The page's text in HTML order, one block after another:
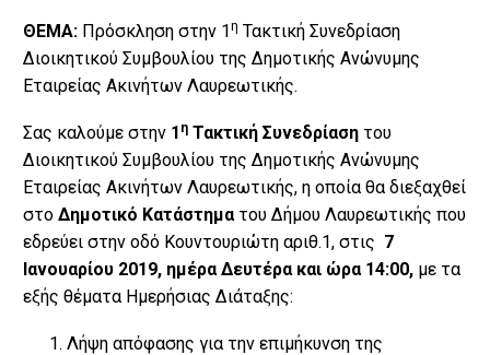
ΘΕΜΑ: Πρόσκληση στην 1 η Τακτική Συνεδρίαση
Διοικητικού Συμβουλίου της Δημοτικής Ανώνυμης
Εταιρείας Ακινήτων Λαυρεωτικής.
Σας καλούμε στην 1 η Τακτική Συνεδρίαση του
Διοικητικού Συμβουλίου της Δημοτικής Ανώνυμης
Εταιρείας Ακινήτων Λαυρεωτικής, η οποία θα διεξαχθεί
στο Δημοτικό Κατάστημα του Δήμου Λαυρεωτικής που
εδρεύει στην οδό Κουντουριώτη αριθ.1, στις 7
Ιανουαρίου 2019, ημέρα Δευτέρα και ώρα 14:00, με τα
εξής θέματα Ημερήσιας Διάταξης:
Λήψη απόφασης για την επιμήκυνση της